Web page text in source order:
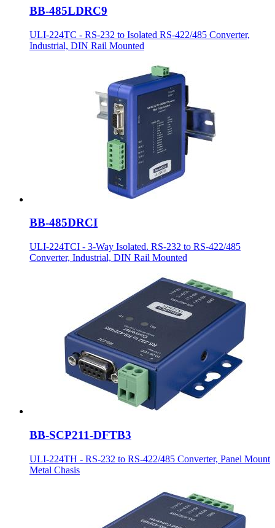
BB-485LDRC9
ULI-224TC - RS-232 to Isolated RS-422/485 Converter,
Industrial, DIN Rail Mounted
BB-485DRCI
ULI-224TCI - 3-Way Isolated. RS-232 to RS-422/485
Converter, Industrial, DIN Rail Mounted
BB-SCP211-DFTB3
ULI-224TH - RS-232 to RS-422/485 Converter, Panel Mount
Metal Chasis